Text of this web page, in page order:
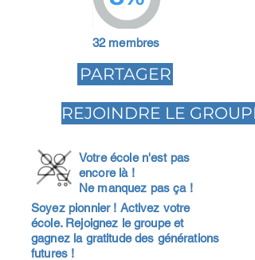
32 membres
PARTAGER
REJOINDRE LE GROUPE
Votre école n'est pas
encore là !
Ne manquez pas ça !
Soyez pionnier ! Activez votre
école. Rejoignez le groupe et
gagnez la gratitude des générations
futures !